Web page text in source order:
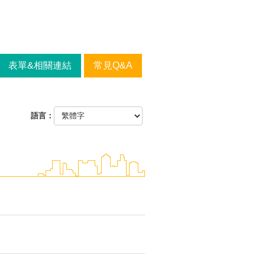
表單&相關連結 常見Q&A
語言：